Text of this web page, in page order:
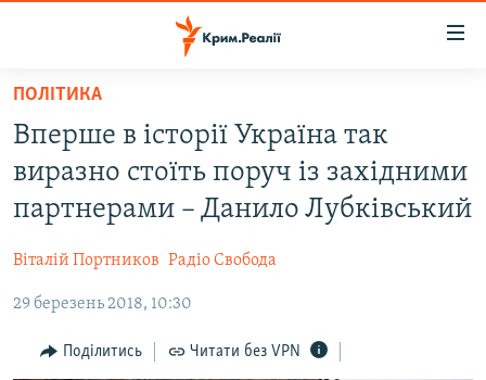
Перейти
основного
матеріалу
Перейти
до
основної
Перейти
пошуку
ВОДА.КРИМ
ВІДЕО ТА ФОТО
БЛОГИ
ПОГЛЯД
ІНТЕРВ'Ю
ПОЛІТИКА
Вперше в історії Україна так
виразно стоїть поруч із західними
партнерами – Данило Лубківський
Віталій Портников Радіо Свобода
29 березень 2018, 10:30
Поділитись Читати без VPN